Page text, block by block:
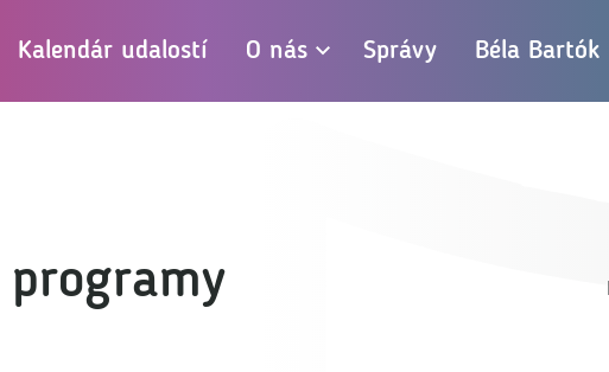
Kalendár udalostí O nás Prepnúť rozbaľovací zoznam
Správy Béla Bartók
programy